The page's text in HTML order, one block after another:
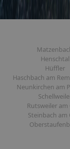
Henschtal
Hüffler
Haschbach am
Neunkirchen am
Rutsweiler am
Steinbach am